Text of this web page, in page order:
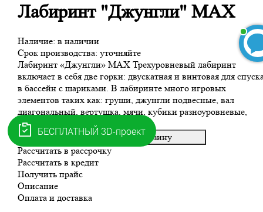
Лабиринт "Джунгли" MAX
Наличие: в наличии
Срок производства: уточняйте
Лабиринт «Джунгли» MAX Трехуровневый лабиринт
включает в себя две горки: двускатная и винтовая для
в бассейн с шариками. В лабиринте много игровых
элементов таких как: груши, джунгли подвесные, вал
диагональный, вертушка, мячи, кубики разноуровневые,
подвесные мячи и многое другое.
Уточнить цену
В корзину
Рассчитать в рассрочку
Рассчитать в кредит
Получить прайс
Описание
Оплата и доставка
БЕСПЛАТНЫЙ 3D-проект